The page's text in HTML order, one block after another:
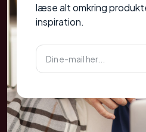
læse alt omkring
inspiration.